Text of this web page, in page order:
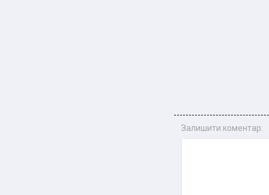
Залишити коментар: